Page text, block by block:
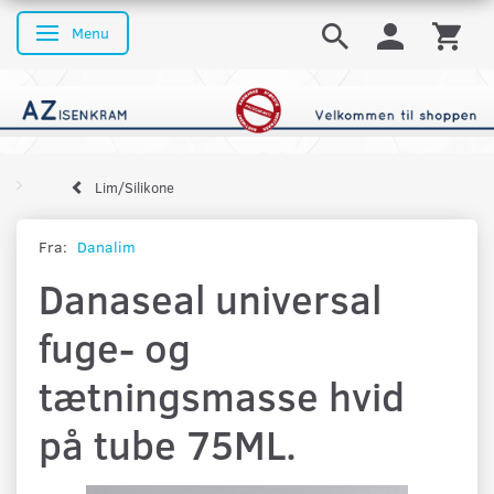
Skifte navigation
Menu
Lim/Silikone
Fra: Danalim
Danaseal universal
fuge- og
tætningsmasse hvid
på tube 75ML.